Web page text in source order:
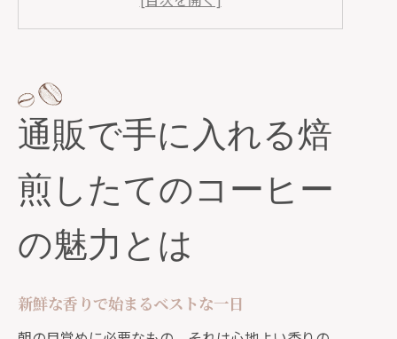
注文毎焙煎の通販コーヒーで味わう至福の
焙煎したての豆で最高の一杯を淹れる
自分だけの贅沢なひとときを楽しむ
通販で手に入る世界の風味を堪能
現
通販で手に入れる焙
煎したてのコーヒー
の魅力とは
新鮮な香りで始まるベストな一日